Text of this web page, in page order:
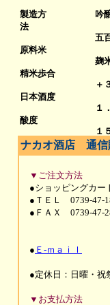
製造方
法
原料米
精米歩合
日本酒度
酸度
アルコール
吟
五
麹
＋
１
１
ナカオ酒店 通信
▼ご注文方法
●ショッピングカ
●ＴＥＬ 0739-47-
●ＦＡＸ 0739-47-
● Ｅ-ｍａｉｌ
●定休日：日曜・祝
▼お支払方法